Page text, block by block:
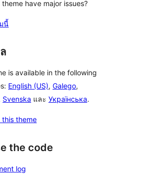
theme have major issues?
นี้
is available in the following
English (US), Galego,
Svenska และ Українська.
this theme
the code
log